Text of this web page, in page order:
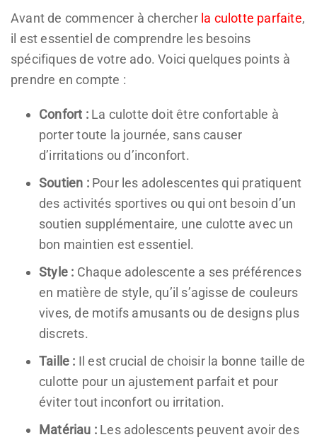
Avant de commencer à chercher la culotte parfaite,
il est essentiel de comprendre les besoins
spécifiques de votre ado. Voici quelques points à
prendre en compte :
Confort :La culotte doit être confortable à
porter toute la journée, sans causer
d’irritations ou d’inconfort.
Soutien :Pour les adolescentes qui pratiquent
des activités sportives ou qui ont besoin d’un
soutien supplémentaire, une culotte avec un
bon maintien est essentiel.
Style : Chaque adolescente a ses préférences
en matière de style, qu’il s’agisse de couleurs
vives, de motifs amusants ou de designs plus
discrets.
Taille : Il est crucial de choisir la bonne taille de
culotte pour un ajustement parfait et pour
éviter tout inconfort ou irritation.
Matériau : Les adolescents peuvent avoir des